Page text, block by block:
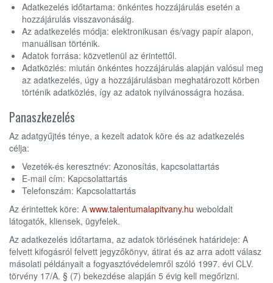
Adatkezelés időtartama: önkéntes hozzájárulás esetén a
hozzájárulás visszavonásáig.
Az adatkezelés módja: elektronikusan és/vagy papír alapon,
manuálisan történik.
Adatok forrása: közvetlenül az érintettől.
Adatközlés: miután önkéntes hozzájárulás alapján valósul meg
az adatkezelés, úgy a hozzájárulásban meghatározott körben
történik adatközlés, így az adatok nyilvánosságra hozása.
Panaszkezelés
Az adatgyűjtés ténye, a kezelt adatok köre és az adatkezelés
célja:
Vezeték-és keresztnév: Azonosítás, kapcsolattartás
E-mail cím: Kapcsolattartás
Telefonszám: Kapcsolattartás
Az érintettek köre: A www.talentumalapitvany.hu weboldalt
látogatók, kliensek, ügyfelek.
Az adatkezelés időtartama, az adatok törlésének határideje: A
felvett kifogásról felvett jegyzőkönyv, átirat és az arra adott válasz
másolati példányait a fogyasztóvédelemről szóló 1997. évi CLV.
törvény 17/A. § (7) bekezdése alapján 5 évig kell megőrizni.